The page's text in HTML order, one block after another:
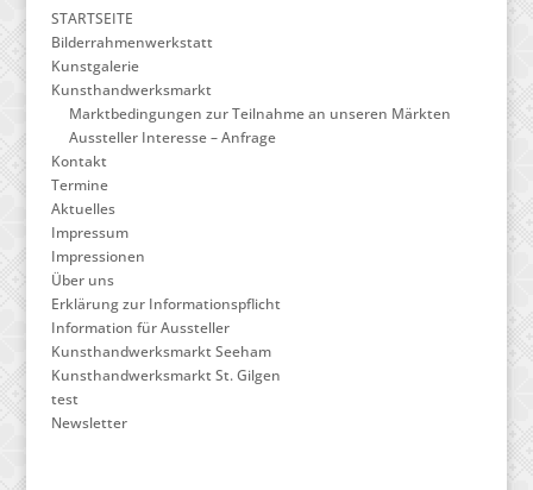
STARTSEITE
Bilderrahmenwerkstatt
Kunstgalerie
Kunsthandwerksmarkt
Marktbedingungen zur Teilnahme an unseren Märkten
Aussteller Interesse – Anfrage
Kontakt
Termine
Aktuelles
Impressum
Impressionen
Über uns
Erklärung zur Informationspflicht
Information für Aussteller
Kunsthandwerksmarkt Seeham
Kunsthandwerksmarkt St. Gilgen
test
Newsletter